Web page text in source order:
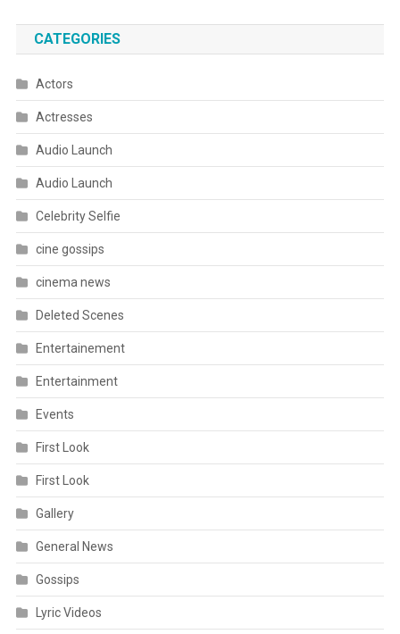
CATEGORIES
Actors
Actresses
Audio Launch
Audio Launch
Celebrity Selfie
cine gossips
cinema news
Deleted Scenes
Entertainement
Entertainment
Events
First Look
First Look
Gallery
General News
Gossips
Lyric Videos